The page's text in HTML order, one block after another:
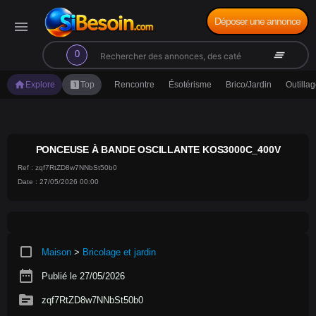
menu
0
search clear_all
Déposer une annonce
home Explore looks_oneTop Rencontre Ésotérisme Brico/Jardin
PONCEUSE À BANDE OSCILLANTE KOS3000C_400V
Ref : zqf7RtZD8w7NNbSt50b0
Date : 27/05/2026 00:00
crop_square Maison > Bricolage et jardin
date_range Publié le 27/05/2026
source zqf7RtZD8w7NNbSt50b0